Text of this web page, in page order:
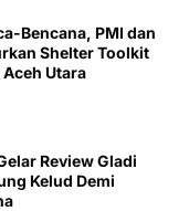
Bencana, PMI dan
Shelter Toolkit
Utara
Review Gladi
Kelud Demi